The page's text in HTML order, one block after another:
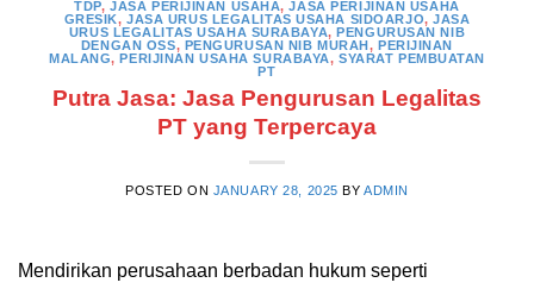
TDP,JASA PERIJINAN USAHA,JASA PERIJINAN USAHA
GRESIK,JASA URUS LEGALITAS USAHA SIDOARJO,JASA
URUS LEGALITAS USAHA SURABAYA,PENGURUSAN NIB
DENGAN OSS, PENGURUSAN NIB MURAH, PERIJINAN
MALANG,PERIJINAN USAHA SURABAYA,SYARAT PEMBUATAN
PT
Putra Jasa: Jasa Pengurusan Legalitas
PT yang Terpercaya
POSTED ON JANUARY 28, 2025 BY ADMIN
Mendirikan perusahaan berbadan hukum seperti